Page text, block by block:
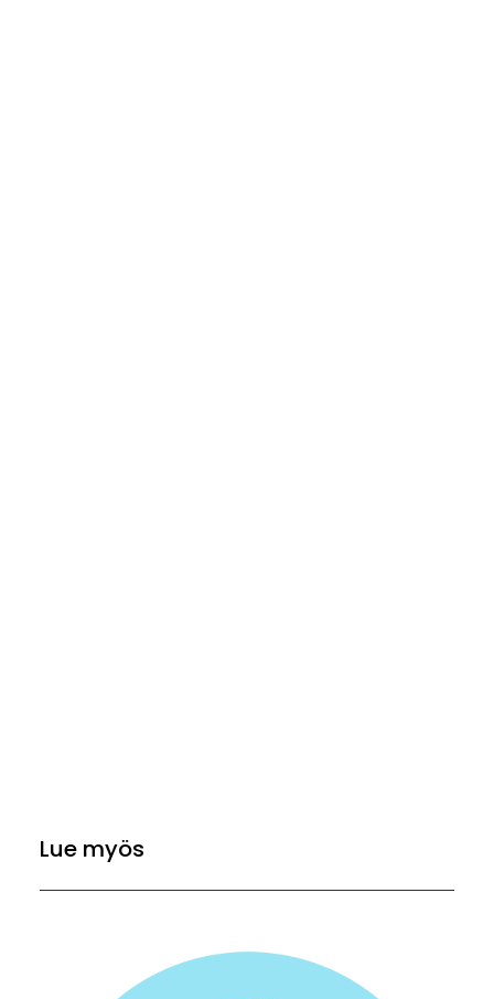
Lue myös